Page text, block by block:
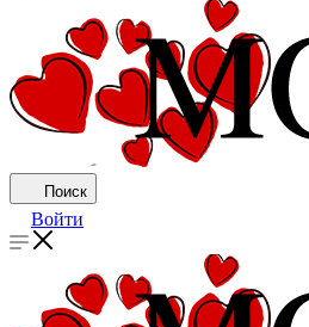
Поиск
Войти